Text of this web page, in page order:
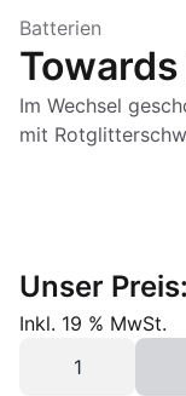
Batterien
Im Wechsel
Unser Preis:
Inkl. 19 % MwSt.